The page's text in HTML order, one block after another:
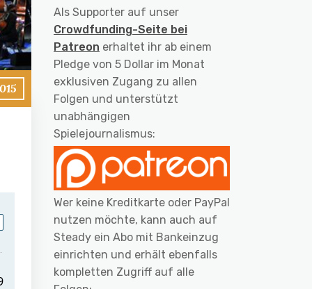
Als Supporter auf unser
Crowdfunding-Seite bei
Patreon erhaltet ihr ab einem
Pledge von 5 Dollar im Monat
exklusiven Zugang zu allen
Folgen und unterstützt
unabhängigen
Spielejournalismus:
Wer keine Kreditkarte oder PayPal
nutzen möchte, kann auch auf
Steady ein Abo mit Bankeinzug
einrichten und erhält ebenfalls
kompletten Zugriff auf alle